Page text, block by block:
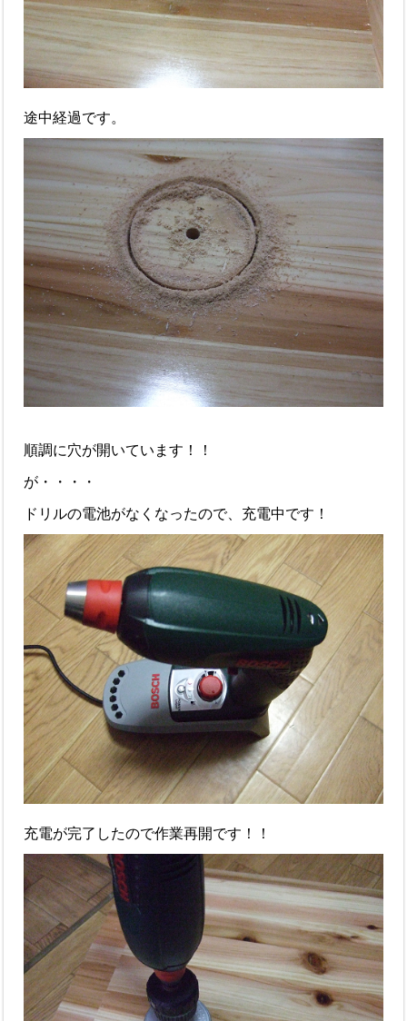
途中経過です。
順調に穴が開いています！！
が・・・・
ドリルの電池がなくなったので、充電中です！
充電が完了したので作業再開です！！